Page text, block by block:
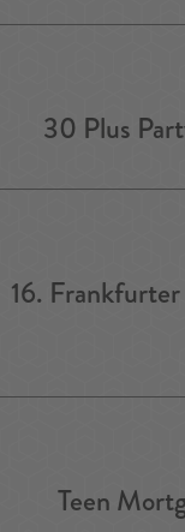
30 Plus
16.
Teen